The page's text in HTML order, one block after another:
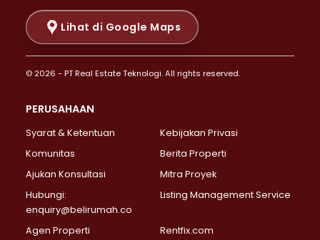
Properti Dijual di Kramat >
Properti Dijual di Pasar Baru >
Properti Dijual di Bendungan Hilir >
Properti Dijual di Jakarta Selatan >
Properti Dijual di Lebak Bulus >
Properti Dijual di Gandaria Selatan >
Properti Dijual di Pondok Labu >
Properti Dijual di Lenteng Agung >
Properti Dijual di Senayan >
Properti Dijual di Pondok Pinang >
Lihat di Google Maps
© 2026 - PT Real Estate Teknologi. All rights reserved.
PERUSAHAAN
Syarat & Ketentuan
Kebijakan Privasi
Komunitas
Berita Properti
Ajukan Konsultasi
Mitra Proyek
Hubungi:
enquiry@belirumah.co
Listing Management Service
Agen Properti Rentfix.com